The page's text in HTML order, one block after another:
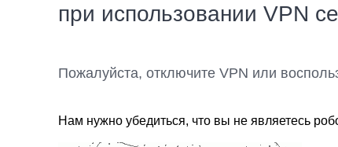
при использовании VPN
Пожалуйста, отключите VPN или
Нам нужно убедиться, что вы не являетесь